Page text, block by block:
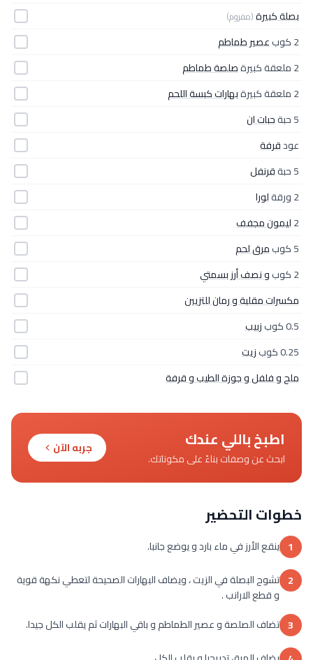
بصلة كبيرة(مفروم)
2 كوب
عصير طماطم
2 ملعقة كبيرة
صلصة طماطم
2 ملعقة كبيرة
بهارات كبسة اللحم
5 حبة
حبات ان
عودقرفة
5 حبة
قرنفل
2 ورقة
لورا
2ليمون مجفف
5 كوب
مرق لحم
2 كوب
و نصف أرز بسمتي
مكسرات مقلية و رمان للتزيين
0.5 كوب
زبيب
0.25 كوب
زيت
ملح و فلفل و جوزة الطيب و قرفة
اطبخ باللي عندك
ابحث عن وصفات بناءً على مكوناتك.
جربه الآن
خطوات التحضير
1 ينقع الأرز في ماء بارد و يوضع جانبا.
2 تشوح البصلة في الزيت ، ويضاف البهارات الصحيحة لتعطي نكهة قوية
و قطع الارانب .
3 تضاف الصلصة و عصير الطماطم و باقي البهارات ثم يقلب الكل جيدا.